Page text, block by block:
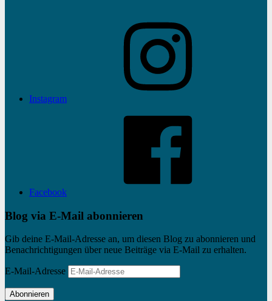
Instagram
Facebook
Blog via E-Mail abonnieren
Gib deine E-Mail-Adresse an, um diesen Blog zu abonnieren und
Benachrichtigungen über neue Beiträge via E-Mail zu erhalten.
E-Mail-Adresse
Abonnieren